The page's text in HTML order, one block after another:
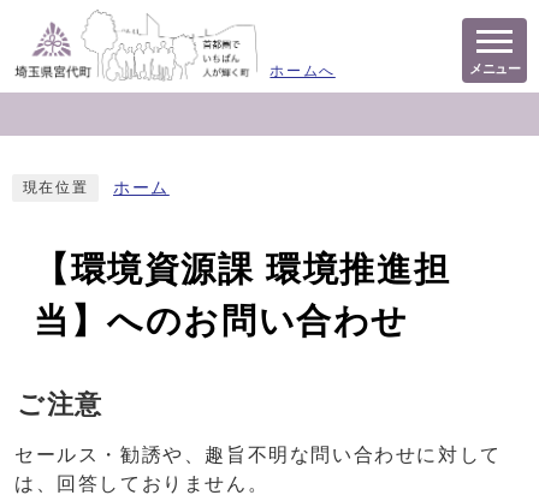
ホームへ メニュー
現在位置 ホーム
【環境資源課 環境推進担
当】へのお問い合わせ
ご注意
セールス・勧誘や、趣旨不明な問い合わせに対して
は、回答しておりません。